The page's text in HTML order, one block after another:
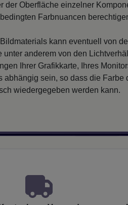
der Oberfläche einzelner
Farbnuancen
kann eventuell von
anderem von den
Ihrer Grafikkarte, Ihres
abhängig sein, so dass die Farbe
wiedergegeben werden kann.